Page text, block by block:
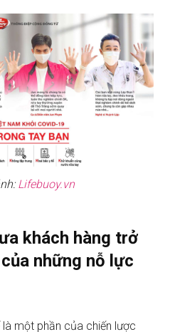
Lifebuoy.vn
khách hàng trở
những nỗ lực
một phần của chiến lược